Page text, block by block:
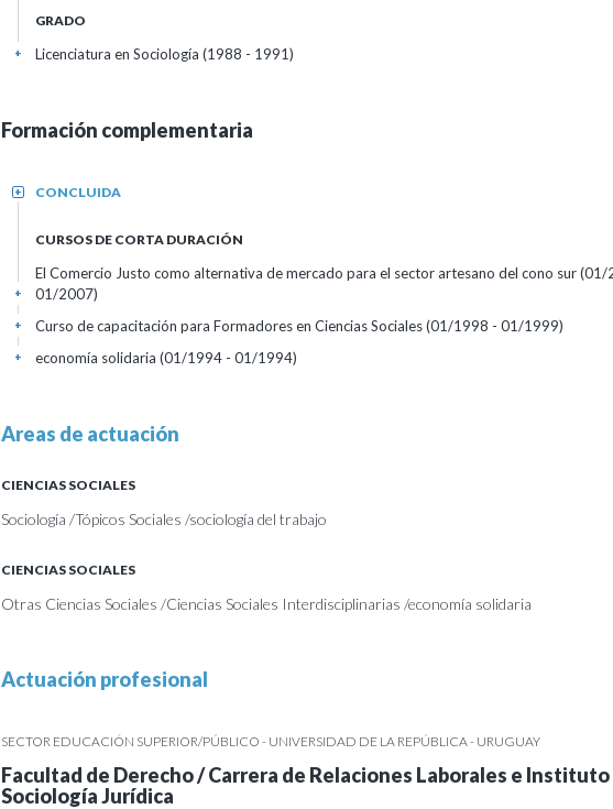
GRADO
Licenciatura en Sociología (1988 - 1991)
+
Formación complementaria
CONCLUIDA
+
CURSOS DE CORTA DURACIÓN
El Comercio Justo como alternativa de mercado para el sector artesano del cono sur(01/
01/2007)
+
Curso de capacitación para Formadores en Ciencias Sociales(01/1998 - 01/1999)
+
economía solidaria (01/1994 - 01/1994)
+
Areas de actuación
CIENCIAS SOCIALES
Sociología /Tópicos Sociales /sociología del trabajo
CIENCIAS SOCIALES
Otras Ciencias Sociales /Ciencias Sociales Interdisciplinarias /economía solidaria
Actuación profesional
SECTOR EDUCACIÓN SUPERIOR/PÚBLICO - UNIVERSIDAD DE LA REPÚBLICA - URUGUAY
Facultad de Derecho / Carrera de Relaciones Laborales e
Sociología Jurídica